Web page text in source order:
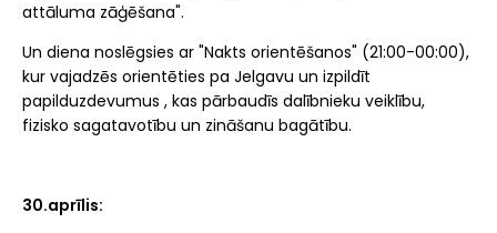
attāluma zāģēšana".
Un diena noslēgsies ar "Nakts orientēšanos" (21:00-00:00),
kur vajadzēs orientēties pa Jelgavu un izpildīt
papilduzdevumus , kas pārbaudīs dalībnieku veiklību,
fizisko sagatavotību un zināšanu bagātību.
30.aprīlis: